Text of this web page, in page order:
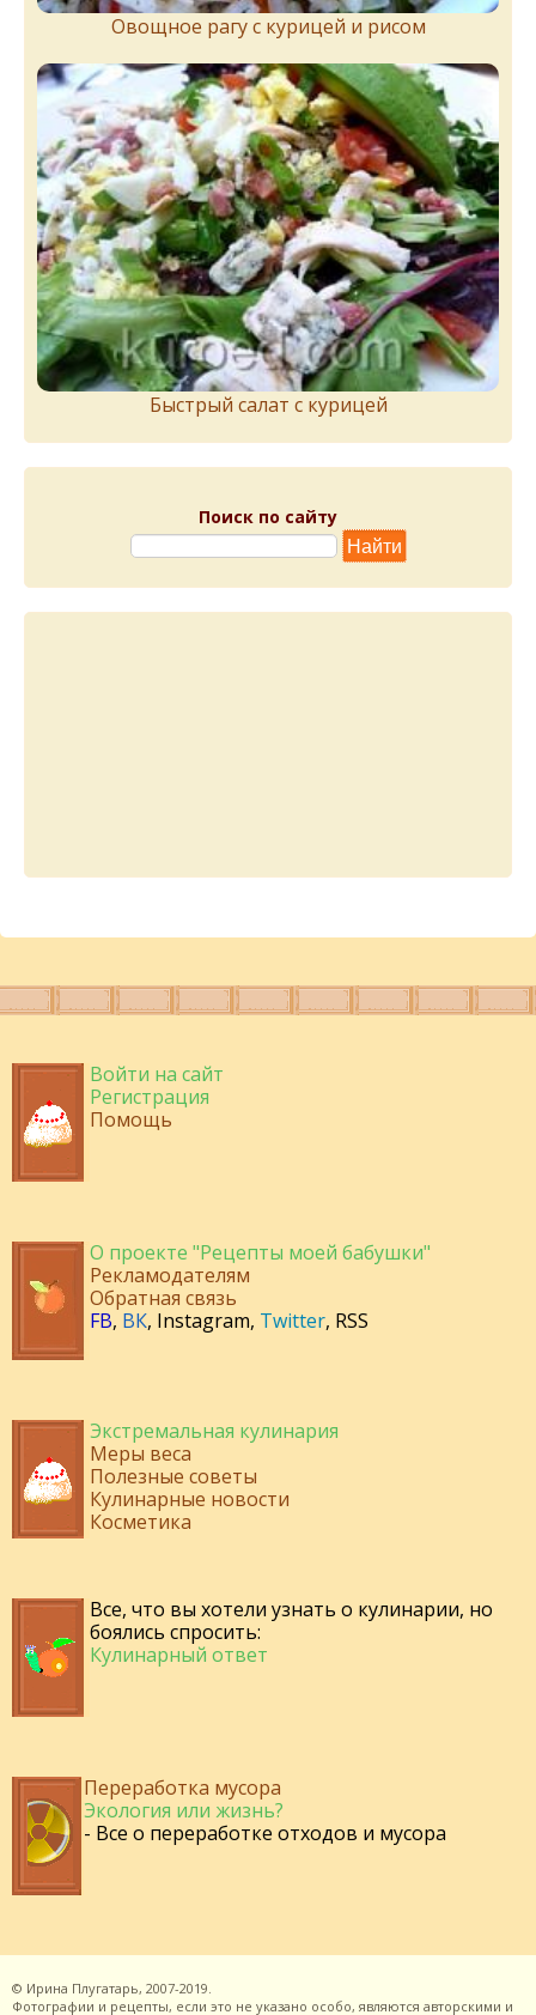
Овощное рагу с курицей и рисом
Быстрый салат с курицей
Поиск по сайту
Войти на сайт
Регистрация
Помощь
О проекте "Рецепты моей бабушки"
Рекламодателям
Обратная связь
FB, ВК, Instagram, Twitter, RSS
Экстремальная кулинария
Меры веса
Полезные советы
Кулинарные новости
Косметика
Все, что вы хотели узнать о кулинарии, но
боялись спросить:
Кулинарный ответ
Переработка мусора
Экология или жизнь?
- Все о переработке отходов и мусора
© Ирина Плугатарь, 2007-2019.
Фотографии и рецепты, если это не указано особо, являются авторскими и